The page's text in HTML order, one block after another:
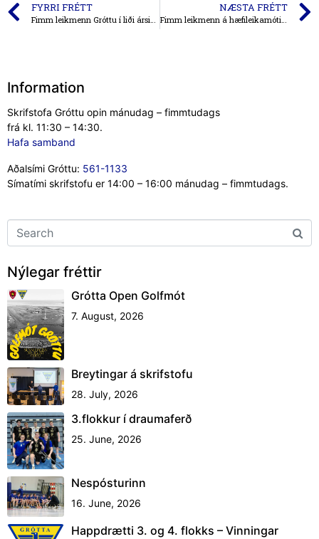
FYRRI FRÉTT NÆSTA FRÉTT
Information
Skrifstofa Gróttu opin mánudag – fimmtudags
frá kl. 11:30 – 14:30.
Hafa samband
Aðalsími Gróttu: 561-1133
Símatími skrifstofu er 14:00 – 16:00 mánudag – fimmtudags.
Nýlegar fréttir
Grótta Open Golfmót
7. August, 2026
Breytingar á skrifstofu
28. July, 2026
3.flokkur í draumaferð
25. June, 2026
Nespósturinn
16. June, 2026
Happdrætti 3. og 4. flokks – Vinningar